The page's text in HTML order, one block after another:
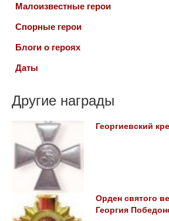
Малоизвестные герои
Спорные герои
Блоги о героях
Даты
Другие награды
Георгиевский
Орден святого
Георгия